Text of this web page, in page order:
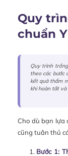
Quy
chuẩn
Quy trình
theo các bước
kết quả thẩm
khi hoàn tất và
Cho dù bạn lựa
cũng tuân thủ
Bước 1: